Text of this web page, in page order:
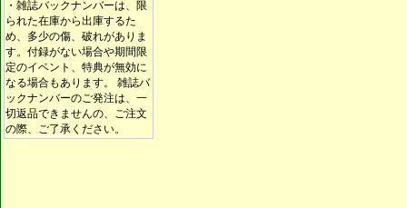
・雑誌バックナンバーは、限
られた在庫から出庫するた
め、多少の傷、破れがありま
す。付録がない場合や期間限
定のイベント、特典が無効に
なる場合もあります。 雑誌バ
ックナンバーのご発注は、一
切返品できませんの、ご注文
の際、ご了承ください。